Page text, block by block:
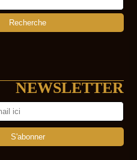
NEWSLETTER